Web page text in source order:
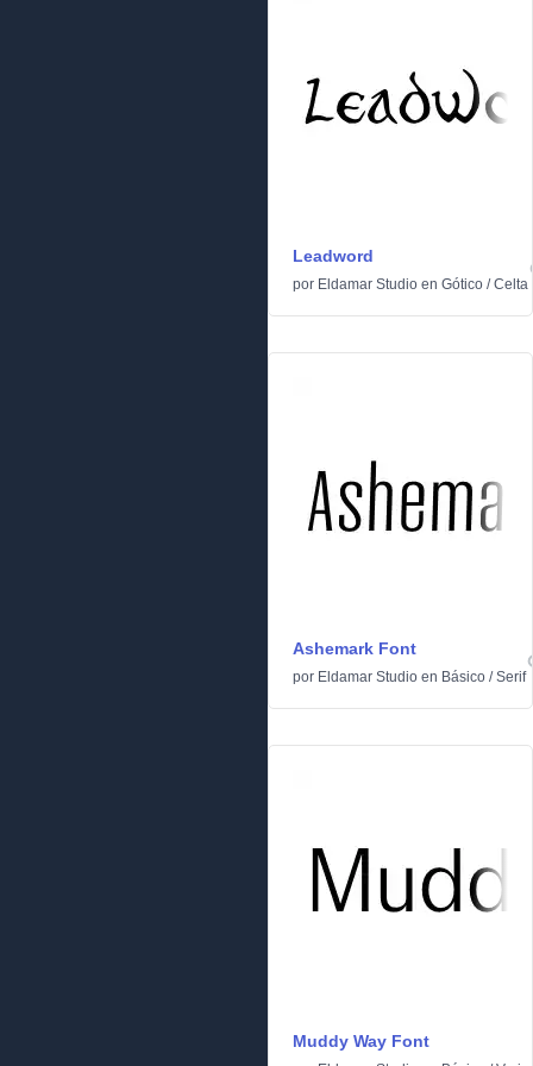
Leadword
por Eldamar Studio en Gótico /Celta
Ashemark Font
por Eldamar Studio en Básico /Serif
Muddy Way Font